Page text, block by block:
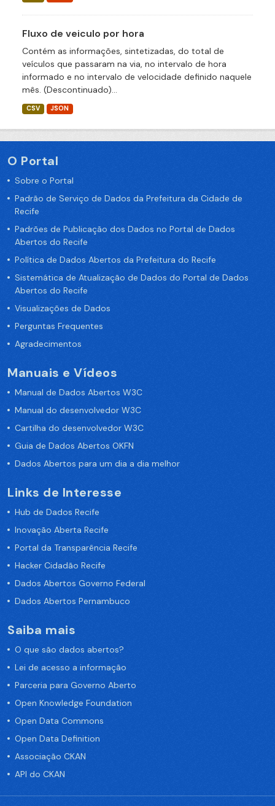
Fluxo de veiculo por hora
Contém as informações, sintetizadas, do total de
veículos que passaram na via, no intervalo de hora
informado e no intervalo de velocidade definido naquele
mês. (Descontinuado)...
CSV JSON
O Portal
Sobre o Portal
Padrão de Serviço de Dados da Prefeitura da Cidade de
Recife
Padrões de Publicação dos Dados no Portal de Dados
Abertos do Recife
Política de Dados Abertos da Prefeitura do Recife
Sistemática de Atualização de Dados do Portal de Dados
Abertos do Recife
Visualizações de Dados
Perguntas Frequentes
Agradecimentos
Manuais e Vídeos
Manual de Dados Abertos W3C
Manual do desenvolvedor W3C
Cartilha do desenvolvedor W3C
Guia de Dados Abertos OKFN
Dados Abertos para um dia a dia melhor
Links de Interesse
Hub de Dados Recife
Inovação Aberta Recife
Portal da Transparência Recife
Hacker Cidadão Recife
Dados Abertos Governo Federal
Dados Abertos Pernambuco
Saiba mais
O que são dados abertos?
Lei de acesso a informação
Parceria para Governo Aberto
Open Knowledge Foundation
Open Data Commons
Open Data Definition
Associação CKAN
API do CKAN